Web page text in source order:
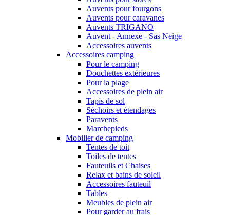
Auvents pour fourgons
Auvents pour caravanes
Auvents TRIGANO
Auvent - Annexe - Sas Neige
Accessoires auvents
Accessoires camping
Pour le camping
Douchettes extérieures
Pour la plage
Accessoires de plein air
Tapis de sol
Séchoirs et étendages
Paravents
Marchepieds
Mobilier de camping
Tentes de toit
Toiles de tentes
Fauteuils et Chaises
Relax et bains de soleil
Accessoires fauteuil
Tables
Meubles de plein air
Pour garder au frais